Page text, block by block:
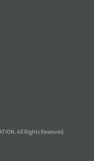
All Rights Reserved.